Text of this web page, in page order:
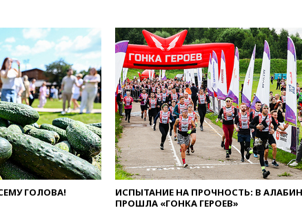
в РФ превысило
2022 года
вчера, 19:15
аэропорт Геленджика
возобновили работу
вчера, 19:00Путин
порядок присвоения
званий
вчера, 18:50Euractiv:
Финляндии приходит
без российских
вчера, 18:35В
ГОЛОВА!
ИСПЫТАНИЕ НА ПРОЧНОСТЬ: В
ПРОШЛА «ГОНКА ГЕРОЕВ»